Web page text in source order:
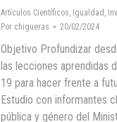
Artículos Científicos, Igualdad ,
Por chigueras 20/02/2024
Objetivo Profundizar
las lecciones aprendidas
19 para hacer frente a
Estudio con informantes
pública y género del